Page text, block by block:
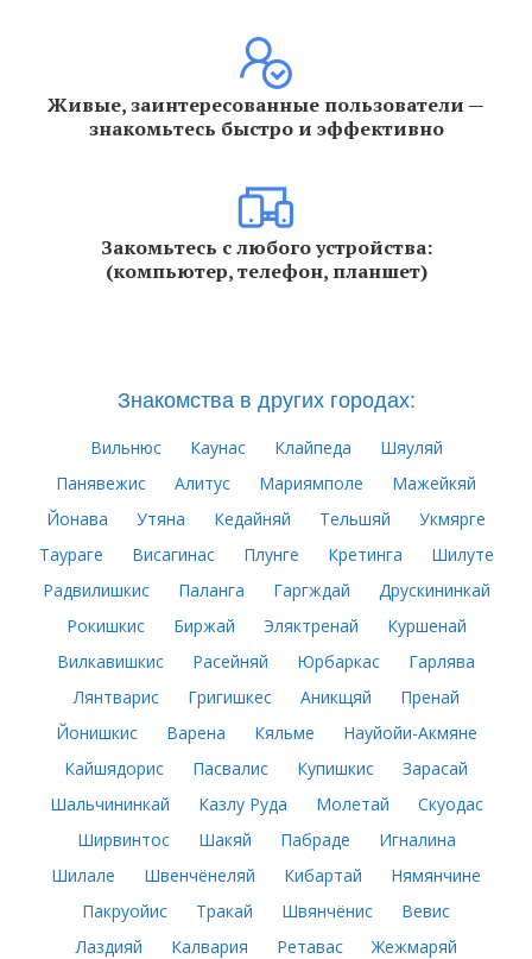
Живые, заинтересованные пользователи —
знакомьтесь быстро и эффективно
Закомьтесь с любого устройства:
(компьютер, телефон, планшет)
Знакомства в других городах:
Вильнюс Каунас Клайпеда
Шяуляй
Панявежис
Алитус Мариямполе
Мажейкяй
Йонава
Утяна Кедайняй Тельшяй
Укмярге
Таураге
Висагинас Плунге Кретинга
Шилуте
Радвилишкис
Паланга Гаргждай
Друскининкай
Рокишкис
Биржай Эляктренай
Куршенай
Вилкавишкис
Расейняй Юрбаркас
Гарлява
Лянтварис
Григишкес Аникщяй
Пренай
Йонишкис
Варена Кяльме
Науйойи-Акмяне
Кайшядорис
Пасвалис Купишкис
Зарасай
Шальчининкай
Казлу Руда Молетай
Скуодас
Ширвинтос
Шакяй Пабраде
Игналина
Шилале
Швенчёнеляй Кибартай
Нямянчине
Пакруойис
Тракай Швянчёнис
Вевис
Лаздияй
Калвария Ретавас
Жежмаряй